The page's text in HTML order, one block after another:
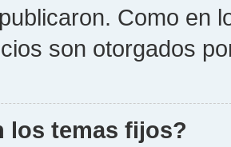
Como en
son otorgados
los temas fijos?